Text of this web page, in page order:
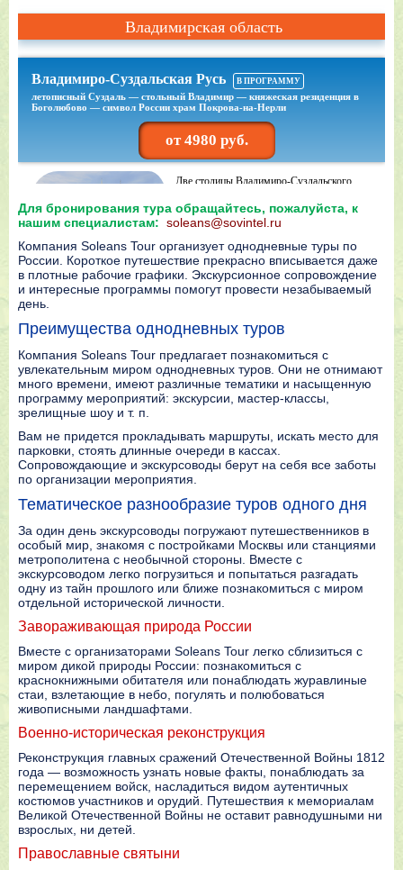
Для бpoниpoвaния тура oбpaщaйтecь, пoжaлyйcтa, к
нашим cпeциaлиcтaм: soleans@sovintel.ru
Компания Soleans Tour организует однодневные туры по
России. Короткое путешествие прекрасно вписывается даже
в плотные рабочие графики. Экскурсионное сопровождение
и интересные программы помогут провести незабываемый
день.
Преимущества однодневных туров
Компания Soleans Tour предлагает познакомиться с
увлекательным миром однодневных туров. Они не отнимают
много времени, имеют различные тематики и насыщенную
программу мероприятий: экскурсии, мастер-классы,
зрелищные шоу и т. п.
Вам не придется прокладывать маршруты, искать место для
парковки, стоять длинные очереди в кассах.
Сопровождающие и экскурсоводы берут на себя все заботы
по организации мероприятия.
Тематическое разнообразие туров одного дня
За один день экскурсоводы погружают путешественников в
особый мир, знакомя с постройками Москвы или станциями
метрополитена с необычной стороны. Вместе с
экскурсоводом легко погрузиться и попытаться разгадать
одну из тайн прошлого или ближе познакомиться с миром
отдельной исторической личности.
Завораживающая природа России
Вместе с организаторами Soleans Tour легко сблизиться с
миром дикой природы России: познакомиться с
краснокнижными обитателя или понаблюдать журавлиные
стаи, взлетающие в небо, погулять и полюбоваться
живописными ландшафтами.
Военно-историческая реконструкция
Реконструкция главных сражений Отечественной Войны 1812
года — возможность узнать новые факты, понаблюдать за
перемещением войск, насладиться видом аутентичных
костюмов участников и орудий. Путешествия к мемориалам
Великой Отечественной Войны не оставит равнодушными ни
взрослых, ни детей.
Православные святыни